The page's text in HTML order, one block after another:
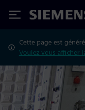
Siemens
Cette page est
Voulez-vous afficher